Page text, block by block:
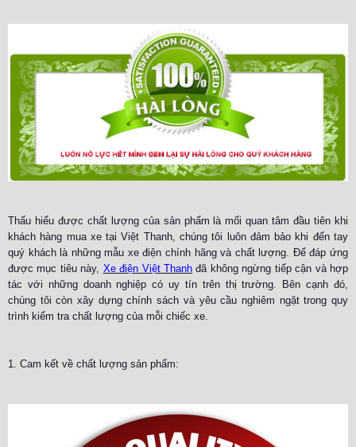
Thấu hiểu được chất lượng của sản phẩm là mối quan tâm đầu tiên khi
khách hàng mua xe tại Việt Thanh, chúng tôi luôn đảm bảo khi đến tay
quý khách là những mẫu xe điện chính hãng và chất lượng. Để đáp ứng
được mục tiêu này, Xe điện Việt Thanh đã không ngừng tiếp cận và hợp
tác với những doanh nghiệp có uy tín trên thị trường. Bên cạnh đó,
chúng tôi còn xây dựng chính sách và yêu cầu nghiêm ngặt trong quy
trình kiểm tra chất lượng của mỗi chiếc xe.
1. Cam kết về chất lượng sản phẩm: